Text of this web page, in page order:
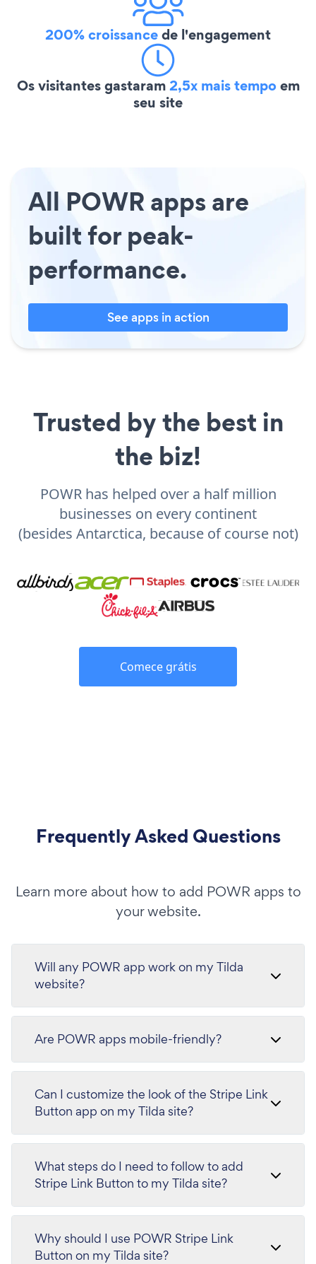
200% croissancede l'engagement
Os visitantes gastaram2,5x mais tempoem
seu site
All POWR apps are
built for peak-
performance.
See apps in action
Trusted by the best in
the biz!
POWR has helped over a half million
businesses on every continent
(besides Antarctica, because of course not)
Comece grátis
Frequently Asked Questions
Learn more about how to add POWR apps to
your website.
Will any POWR app work on my Tilda
website?
Are POWR apps mobile-friendly?
Can I customize the look of the Stripe Link
Button app on my Tilda site?
What steps do I need to follow to add
Stripe Link Button to my Tilda site?
Why should I use POWR Stripe Link
Button on my Tilda site?